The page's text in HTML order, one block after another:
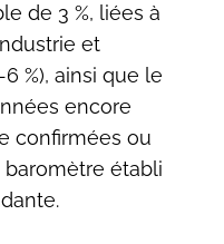
de 3 %, liées à
et
%), ainsi que le
encore
confirmées ou
baromètre établi